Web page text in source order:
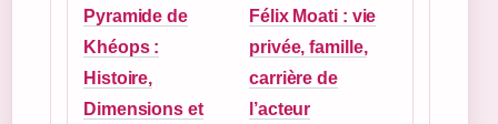
Pyramide de
Khéops :
Histoire,
Dimensions et
Félix Moati : vie
privée, famille,
carrière de
l’acteur